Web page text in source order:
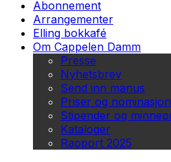
Abonnement
Arrangementer
Elling bokkafé
Om Cappelen Damm
Presse
Nyhetsbrev
Send inn manus
Priser og
Stipender og
Kataloger
Rapport 2025